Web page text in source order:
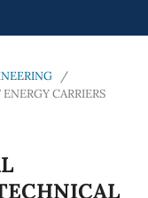
/
CARRIERS